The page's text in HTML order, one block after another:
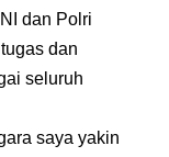
dan Polri
dan
seluruh
saya yakin